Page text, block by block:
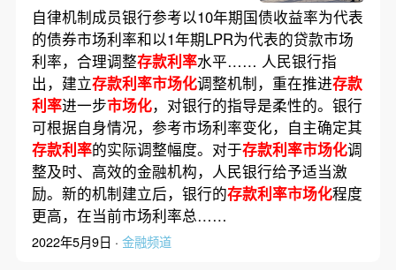
自律机制成员银行参考以10年期国债收益率为代表
的债券市场利率和以1年期LPR为代表的贷款市场
利率，合理调整存款利率水平…… 人民银行指
出，建立存款利率市场化调整机制，重在推进存款
利率进一步市场化，对银行的指导是柔性的。银行
可根据自身情况，参考市场利率变化，自主确定其
存款利率的实际调整幅度。对于存款利率市场化调
整及时、高效的金融机构，人民银行给予适当激
励。新的机制建立后，银行的存款利率市场化程度
更高，在当前市场利率总……
2022年5月9日 · 金融频道